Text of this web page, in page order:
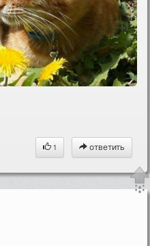
1 ответить